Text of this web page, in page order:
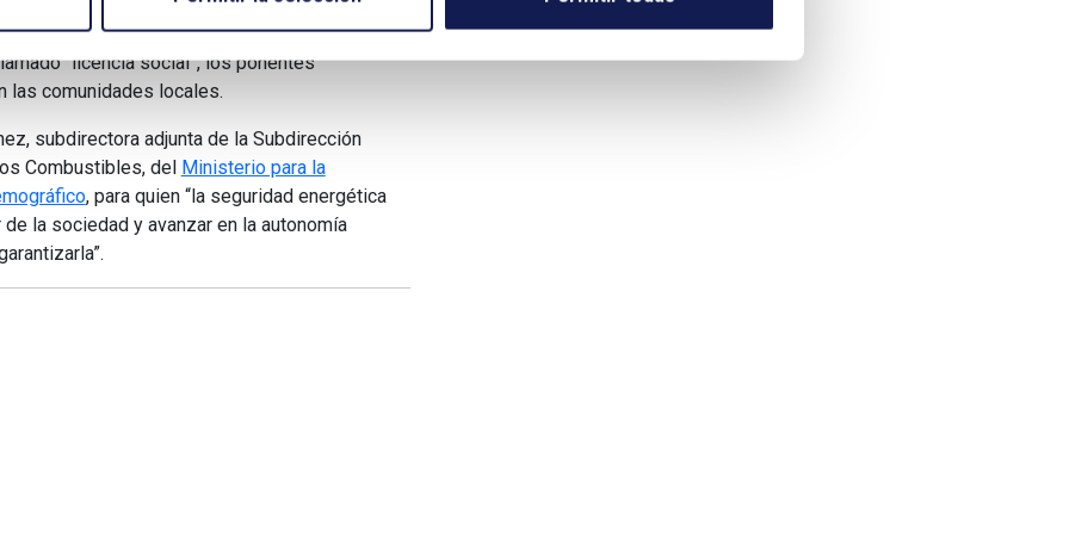
la concienciación y la complicidad de la
“licencia social”, los ponentes
las comunidades locales.
subdirectora adjunta de la Subdirección
Combustibles, del Ministerio para la
, para quien “la seguridad energética
la sociedad y avanzar en la autonomía